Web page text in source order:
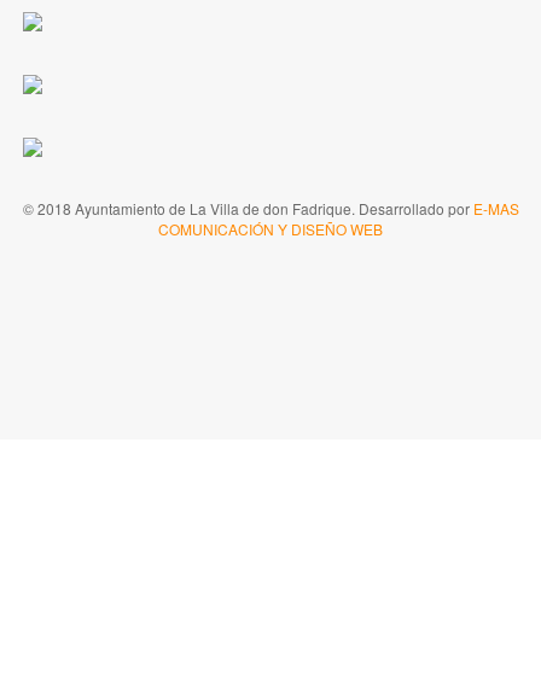
© 2018 Ayuntamiento de La Villa de don Fadrique. Desarrollado por E-MAS
COMUNICACIÓN Y DISEÑO WEB